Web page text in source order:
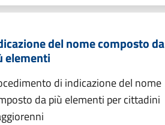
del nome composto da
elementi
di indicazione del nome
da più elementi per cittadini